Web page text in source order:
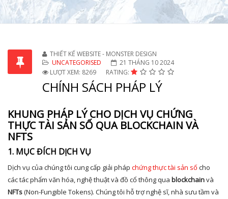
THIẾT KẾ WEBSITE - MONSTER DESIGN
UNCATEGORISED
21 THÁNG 10 2024
LƯỢT XEM: 8269
RATING:
CHÍNH SÁCH PHÁP LÝ
KHUNG PHÁP LÝ CHO DỊCH VỤ CHỨNG
THỰC TÀI SẢN SỐ QUA BLOCKCHAIN VÀ
NFTS
1. MỤC ĐÍCH DỊCH VỤ
Dịch vụ của chúng tôi cung cấp giải pháp chứng thực tài sản số cho
các tác phẩm văn hóa, nghệ thuật và đồ cổ thông qua blockchainvà
NFTs(Non-Fungible Tokens). Chúng tôi hỗ trợ nghệ sĩ, nhà sưu tầm và